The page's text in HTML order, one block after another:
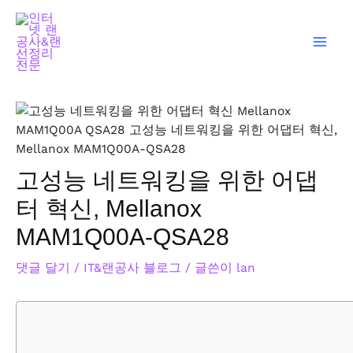
고성능 네트워킹을 위한 어댑
터 혁신, Mellanox
MAM1Q00A-QSA28
댓글 달기 / IT&랜공사 블로그 / 글쓴이 lan
탐
색